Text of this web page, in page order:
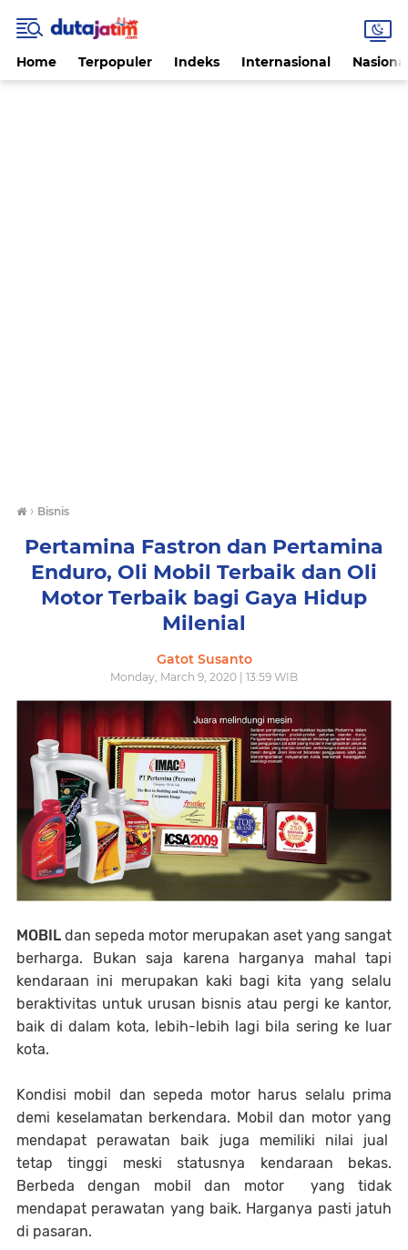
Home Terpopuler Indeks Internasional
› Bisnis
Pertamina Fastron dan Pertamina
Enduro, Oli Mobil Terbaik dan Oli
Motor Terbaik bagi Gaya Hidup
Milenial
Gatot Susanto
Monday, March 9, 2020 | 13:59 WIB
MOBIL dan sepeda motor merupakan aset yang sangat
berharga. Bukan saja karena harganya mahal tapi
kendaraan ini merupakan kaki bagi kita yang selalu
beraktivitas untuk urusan bisnis atau pergi ke kantor,
baik di dalam kota, lebih-lebih lagi bila sering ke luar
kota.
Kondisi mobil dan sepeda motor harus selalu prima
demi keselamatan berkendara. Mobil dan motor yang
mendapat perawatan baik juga memiliki nilai jual
tetap tinggi meski statusnya kendaraan bekas.
Berbeda dengan mobil dan motor yang tidak
mendapat perawatan yang baik. Harganya pasti jatuh
di pasaran.